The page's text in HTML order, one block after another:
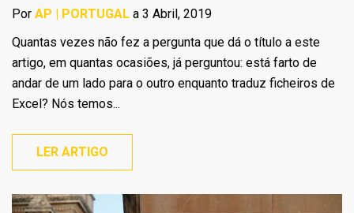
Por AP | PORTUGAL a 3 Abril, 2019
Quantas vezes não fez a pergunta que dá o título a este
artigo, em quantas ocasiões, já perguntou: está farto de
andar de um lado para o outro enquanto traduz ficheiros de
Excel? Nós temos...
LER ARTIGO